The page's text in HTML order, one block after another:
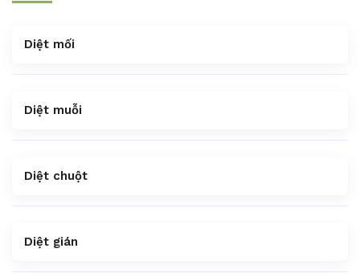
Diệt mối
Diệt muỗi
Diệt chuột
Diệt gián